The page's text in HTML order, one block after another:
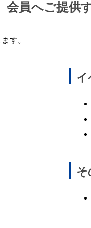
会員へご提供
す。
イ
そ